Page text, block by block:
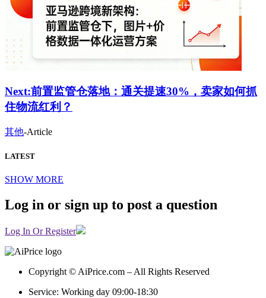
Next:前置监管仓落地：通关提速30%，卖家如何抓
住物流红利？
其他-Article
LATEST
SHOW MORE
Log in or sign up to post a question
Log In Or Register
Copyright © AiPrice.com – All Rights Reserved
Service: Working day 09:00-18:30